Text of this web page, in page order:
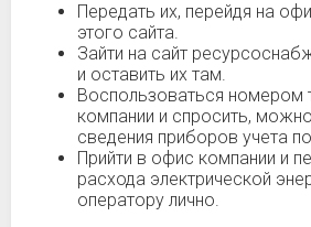
Передать их, перейдя на
этого сайта.
Зайти на сайт
и оставить их там.
Воспользоваться номером
компании и спросить,
сведения приборов учета
Прийти в офис компании и
расхода электрической
оператору лично.